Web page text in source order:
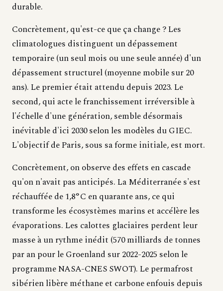
durable.
Concrètement, qu'est-ce que ça change ? Les
climatologues distinguent un dépassement
temporaire (un seul mois ou une seule année) d'un
dépassement structurel (moyenne mobile sur 20
ans). Le premier était attendu depuis 2023. Le
second, qui acte le franchissement irréversible à
l'échelle d'une génération, semble désormais
inévitable d'ici 2030 selon les modèles du GIEC.
L'objectif de Paris, sous sa forme initiale, est mort.
Concrètement, on observe des effets en cascade
qu'on n'avait pas anticipés. La Méditerranée s'est
réchauffée de 1,8°C en quarante ans, ce qui
transforme les écosystèmes marins et accélère les
évaporations. Les calottes glaciaires perdent leur
masse à un rythme inédit (570 milliards de tonnes
par an pour le Groenland sur 2022-2025 selon le
programme NASA-CNES SWOT). Le permafrost
sibérien libère méthane et carbone enfouis depuis